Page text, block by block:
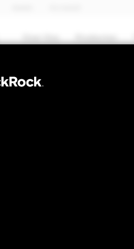
OBLIGATIES
BGF Euro